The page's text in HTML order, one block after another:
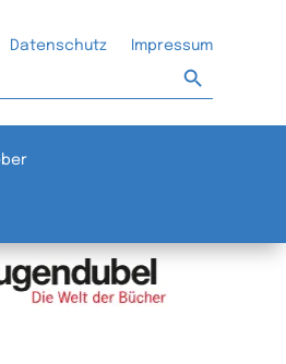
Datenschutz Impressum